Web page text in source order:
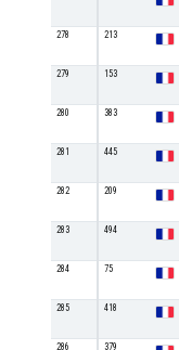
278 213
279 153
280 383
281 445
282 209
283 494
284 75
285 418
286 379